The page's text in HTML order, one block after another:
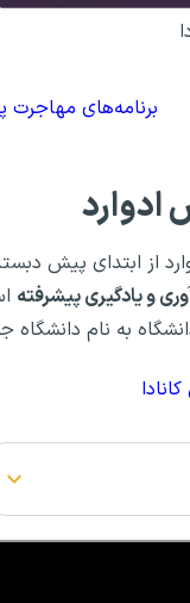
برنامه‌های مهاجرت
و یادگیری پیشرفته
دانشگاه جزیره پرنس